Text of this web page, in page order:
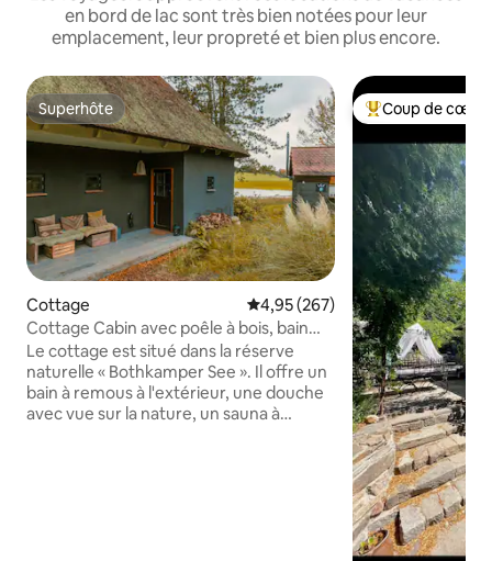
en bord de lac sont très bien notées pour leur
emplacement, leur propreté et bien plus encore.
Superhôte
Superhôte
Cottage Évaluation moyenne sur la
4,95 (267)
Cottage Cabin avec poêle à bois, bain
nordique et sauna à vapeur
Le cottage est situé dans la réserve
naturelle « Bothkamper See ». Il offre un
bain à remous à l'extérieur, une douche
avec vue sur la nature, un sauna à
Coups de cœur
Coup de cœur